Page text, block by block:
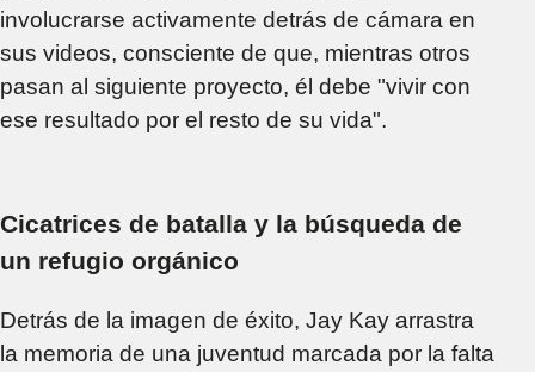
involucrarse activamente detrás de cámara en
sus videos, consciente de que, mientras otros
pasan al siguiente proyecto, él debe "vivir con
ese resultado por el resto de su vida".
Cicatrices de batalla y la búsqueda de
un refugio orgánico
Detrás de la imagen de éxito, Jay Kay arrastra
la memoria de una juventud marcada por la falta